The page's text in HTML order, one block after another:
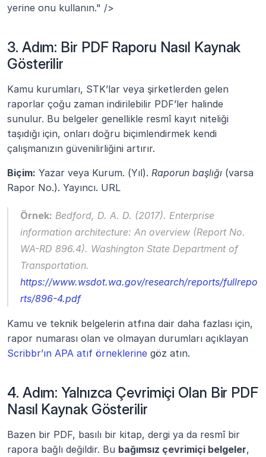
yerine onu kullanın." />
3. Adım: Bir PDF Raporu Nasıl Kaynak
Gösterilir
Kamu kurumları, STK’lar veya şirketlerden gelen
raporlar çoğu zaman indirilebilir PDF’ler halinde
sunulur. Bu belgeler genellikle resmî kayıt niteliği
taşıdığı için, onları doğru biçimlendirmek kendi
çalışmanızın güvenilirliğini artırır.
Biçim: Yazar veya Kurum. (Yıl). Raporun başlığı (varsa
Rapor No.). Yayıncı. URL
Örnek: Bedford, D. A. D. (2017). Enterprise
information architecture: An overview (Report No.
WA-RD 896.4). Washington State Department of
https://www.wsdot.wa.gov/research/reports/fullrepo
rts/896-4.pdf
Kamu ve teknik belgelerin atfına dair daha fazlası için,
Scribbr’ın APA atıf örneklerine göz atın.
4. Adım: Yalnızca Çevrimiçi Olan Bir PDF
Nasıl Kaynak Gösterilir
Bazen bir PDF, basılı bir kitap, dergi ya da resmî bir
rapora bağlı değildir. Bu bağımsız çevrimiçi belgeler,